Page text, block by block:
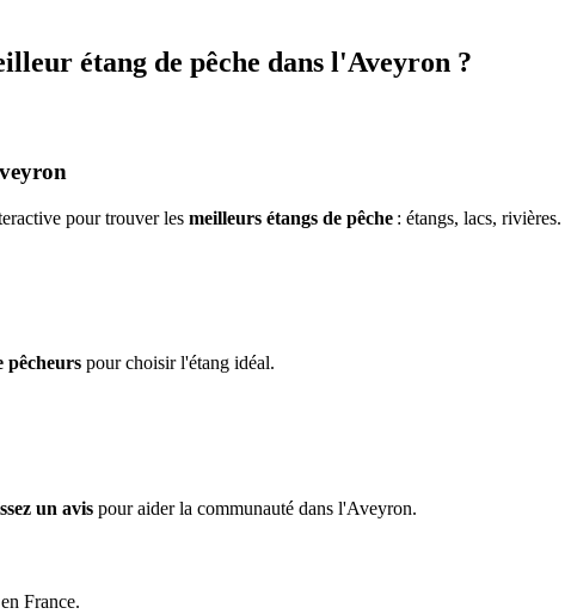
étang de pêche dans l'Aveyron ?
pour trouver les meilleurs étangs de pêche : étangs, lacs, rivières.
pêcheurs pour choisir l'étang idéal.
un avis pour aider la communauté dans l'Aveyron.
France.